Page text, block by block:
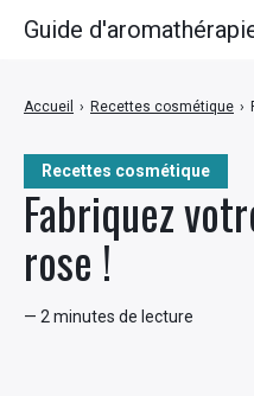
Recettes cosmétique
Fabriquez
rose !
— 2 minutes de lecture
Accueil › Recettes cosmétique ›
Guide
Huiles végétales
Hydrolats